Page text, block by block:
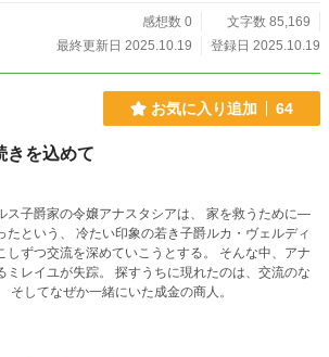
感想数 0
文字数 85,169
最終更新日 2025.10.19
登録日 2025.10.19
お気に入り追加 64
きを込めて
ス子爵家の令嬢アナスタシアは、 家を救うために―
という、 冷たい印象の若き子爵ルカ・ヴェルディ
交流を深めていこうとする。 そんな中、アナ
ミレイユが失踪。 探すうちに現れたのは、交流のな
そしてなぜか一緒にいた成金の商人。